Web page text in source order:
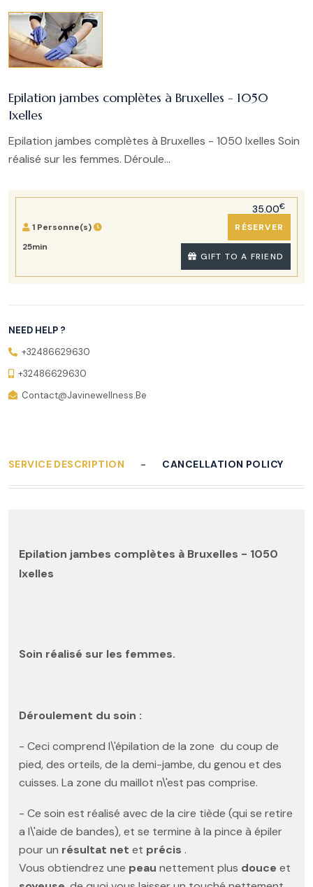
Epilation jambes complètes à Bruxelles - 1050
Ixelles
Epilation jambes complètes à Bruxelles - 1050 Ixelles Soin
réalisé sur les femmes. Déroule...
1 Personne(s)
25min
35.00€
RÉSERVER
GIFT TO A FRIEND
NEED HELP ?
+32486629630
+32486629630
Contact@javinewellness.be
SERVICE DESCRIPTION CANCELLATION POLICY
Epilation jambes complètes à Bruxelles - 1050
Ixelles
Soin réalisé sur les femmes.
Déroulement du soin :
- Ceci comprend l\'épilation de la zone du coup de
pied, des orteils, de la demi-jambe, du genou et des
cuisses. La zone du maillot n\'est pas comprise.
- Ce soin est réalisé avec de la cire tiède (qui se retire
a l\'aide de bandes), et se termine à la pince à épiler
pour un résultat net et précis .
Vous obtiendrez une peau nettement plus douce et